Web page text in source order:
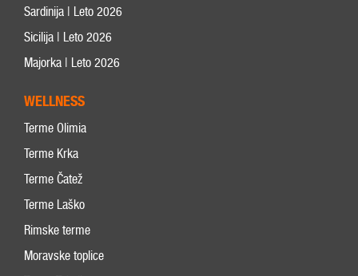
Sardinija | Leto 2026
Sicilija | Leto 2026
Majorka | Leto 2026
WELLNESS
Terme Olimia
Terme Krka
Terme Čatež
Terme Laško
Rimske terme
Moravske toplice